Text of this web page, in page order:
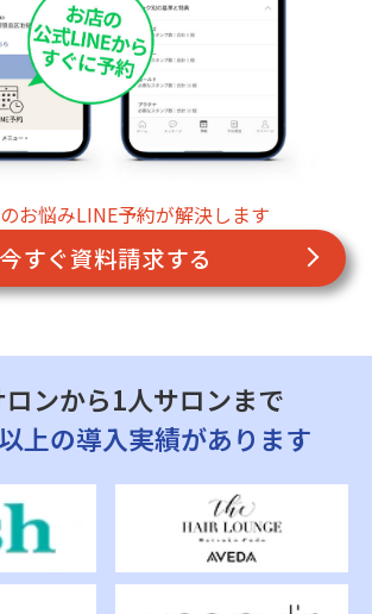
お悩みLINE予約が解決します
今すぐ資料請求する
ンから1人サロンまで
上の導入実績があります